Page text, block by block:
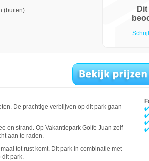
(buiten)
De prachtige verblijven op dit park gaan
en strand. Op Vakantiepark Golfe Juan zelf
aan te raden.
tot rust komt. Dit park in combinatie met
dit park.